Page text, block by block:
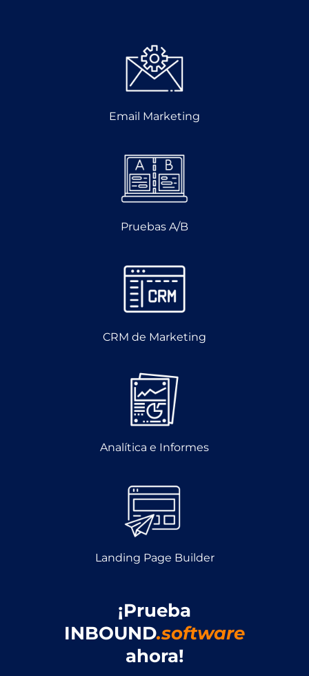
Email Marketing
Pruebas A/B
CRM de Marketing
Analítica e Informes
Landing Page Builder
¡Prueba
INBOUND.software
ahora!